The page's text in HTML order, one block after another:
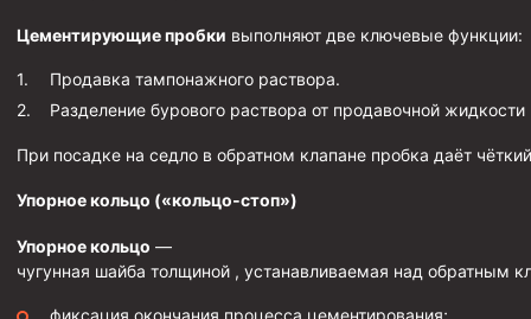
Муфта ОТТМ 245
Муфта ОТТМ 168
Муфта ОТТМ 114
Цементирующие пробки выполняют две ключевые функции:
Продавка тампонажного раствора.
Разделение бурового раствора от продавочной
При посадке на седло в обратном клапане пробка даёт
Упорное кольцо («кольцо‑стоп»)
Упорное кольцо —
чугунная шайба толщиной , устанавливаемая над обратным
фиксация окончания процесса цементирования;